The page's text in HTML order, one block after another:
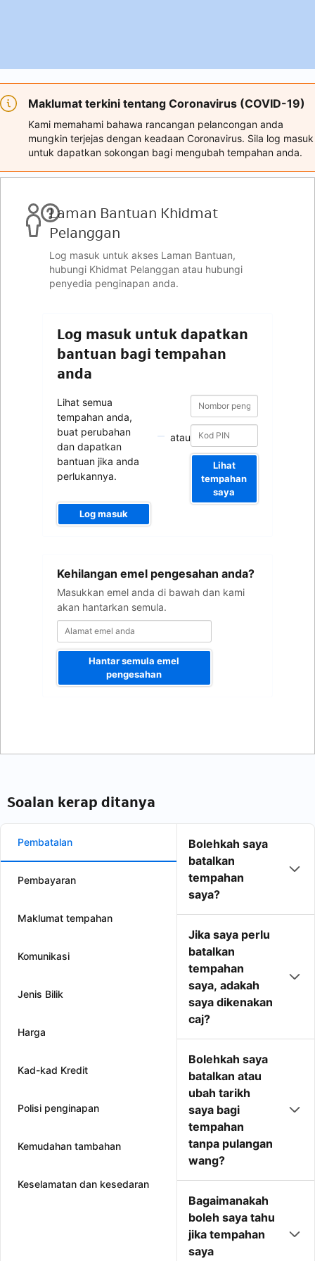
Maklumat terkini tentang Coronavirus (COVID-19)
Kami memahami bahawa rancangan pelancongan anda
mungkin terjejas dengan keadaan Coronavirus. Sila log masuk
untuk dapatkan sokongan bagi mengubah tempahan anda.
Laman Bantuan Khidmat
Pelanggan
Log masuk untuk akses Laman Bantuan,
hubungi Khidmat Pelanggan atau hubungi
penyedia penginapan anda.
Log masuk untuk dapatkan
bantuan bagi tempahan
anda
Lihat semua
tempahan anda,
buat perubahan
dan dapatkan
bantuan jika anda
perlukannya.
Log masuk
atau
Nombor
pengesahan
Nombor
pengesahan
Lihat
tempahan
saya
Kehilangan emel pengesahan anda?
Masukkan emel anda di bawah dan kami
akan hantarkan semula.
anda
Hantar semula emel
pengesahan
Soalan kerap ditanya
Pembatalan
Pembayaran
Maklumat tempahan
Komunikasi
Jenis Bilik
Harga
Kad-kad Kredit
Polisi penginapan
Kemudahan tambahan
Keselamatan dan kesedaran
Bolehkah saya
batalkan
tempahan
saya?
Jika saya perlu
batalkan
tempahan
saya, adakah
saya dikenakan
caj?
Bolehkah saya
batalkan atau
ubah tarikh
saya bagi
tempahan
tanpa pulangan
wang?
Bagaimanakah
boleh saya tahu
jika tempahan
saya